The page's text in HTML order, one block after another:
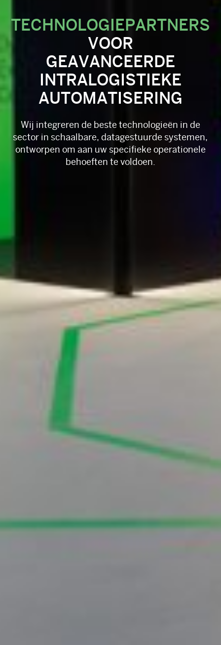
TECHNOLOGIEPARTNERS
VOOR
GEAVANCEERDE
INTRALOGISTIEKE
AUTOMATISERING
Wij integreren de beste technologieën in de
sector in schaalbare, datagestuurde systemen,
ontworpen om aan uw specifieke operationele
behoeften te voldoen.